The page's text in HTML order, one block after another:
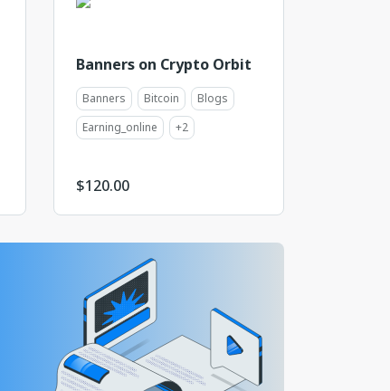
Banners on Crypto Orbit
Banners Bitcoin
Blogs
Earning_online
+2
$120.00